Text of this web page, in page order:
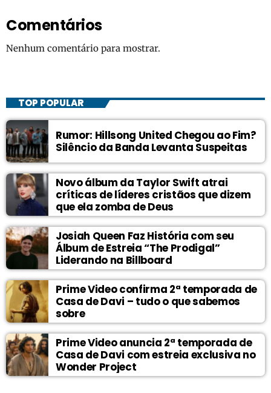
Comentários
Nenhum comentário para mostrar.
TOP POPULAR
Rumor: Hillsong United Chegou ao Fim?
Silêncio da Banda Levanta Suspeitas
Novo álbum da Taylor Swift atrai
críticas de líderes cristãos que dizem
que ela zomba de Deus
Josiah Queen Faz História com seu
Álbum de Estreia “The Prodigal”
Liderando na Billboard
Prime Video confirma 2ª temporada de
Casa de Davi – tudo o que sabemos
sobre
Prime Video anuncia 2ª temporada de
Casa de Davi com estreia exclusiva no
Wonder Project